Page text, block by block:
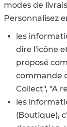
modes de
Personnalisez
les
dire l'icône
proposé
commande
Collect", "A
les
(Boutique),